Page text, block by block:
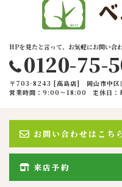
HPを見たと言って、お気軽にお問い合
0120-75-
〒703-8243 [高島店] 岡山市中区
営業時間：9:00〜18:00
定休日：
お問い合わせはこち
来店予約